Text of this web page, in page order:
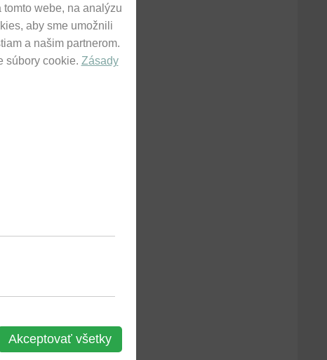
webe, na analýzu
aby sme umožnili
a našim partnerom.
súbory cookie. Zásady
Akceptovať všetky